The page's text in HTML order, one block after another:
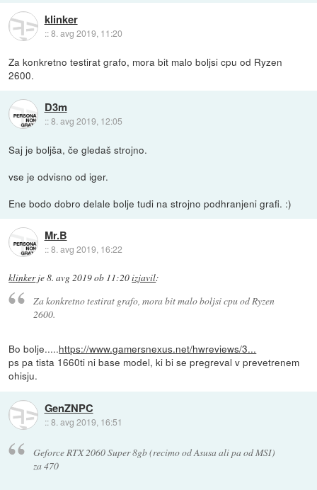
klinker
::8. avg 2019, 11:20
Za konkretno testirat grafo, mora bit malo boljsi cpu od Ryzen
2600.
D3m
::8. avg 2019, 12:05
Saj je boljša, če gledaš strojno.
vse je odvisno od iger.
Ene bodo dobro delale bolje tudi na strojno podhranjeni grafi. :)
Mr.B
::8. avg 2019, 16:22
klinkerje8. avg 2019 ob 11:20izjavil:
Za konkretno testirat grafo, mora bit malo boljsi cpu od Ryzen
2600.
Bo bolje.....https://www.gamersnexus.net/hwreviews/3...
ps pa tista 1660ti ni base model, ki bi se pregreval v prevetrenem
ohisju.
GenZNPC
::8. avg 2019, 16:51
Geforce RTX 2060 Super 8gb (recimo od Asusa ali pa od MSI)
za 470